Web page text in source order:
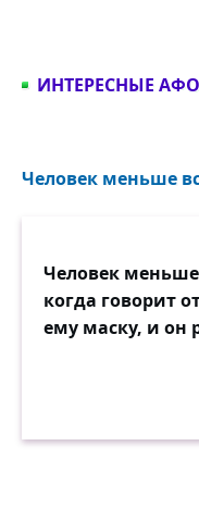
ИНТЕРЕСНЫЕ
Человек меньше
Человек меньше
когда говорит
ему маску, и он